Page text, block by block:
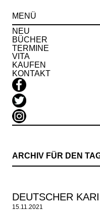
MENÜ
NEU
BÜCHER
TERMINE
VITA
KAUFEN
KONTAKT
ARCHIV FÜR DEN
DEUTSCHER
15.11.2021